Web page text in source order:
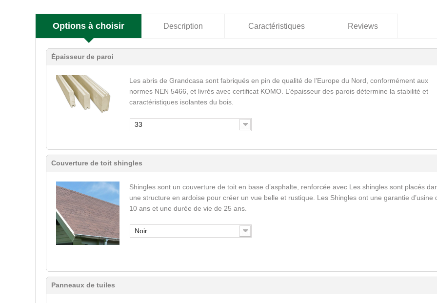
Options à choisir Description Caractéristiques Reviews
Épaisseur de paroi
Les abris de Grandcasa sont fabriqués en pin de qualité de l'Europe du Nord, conformément aux
normes NEN 5466, et livrés avec certificat KOMO. L’épaisseur des parois détermine la stabilité et
caractéristiques isolantes du bois.
33
Couverture de toit shingles
Shingles sont un couverture de toit en base d’asphalte, renforcée avec Les shingles sont placés
une structure en ardoise pour créer un vue belle et rustique. Les Shingles ont une garantie d’usine
10 ans et une durée de vie de 25 ans.
Noir
Panneaux de tuiles